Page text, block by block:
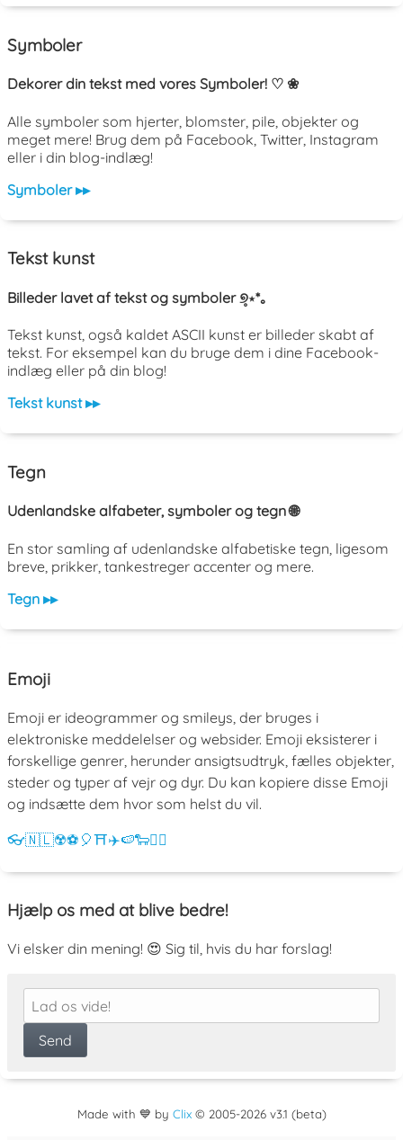
Symboler
Dekorer din tekst med vores Symboler! ♡ ❀
Alle symboler som hjerter, blomster, pile, objekter og
meget mere! Brug dem på Facebook, Twitter, Instagram
eller i din blog-indlæg!
Symboler ▸▸
Tekst kunst
Billeder lavet af tekst og symboler ୭̥⋆*｡
Tekst kunst, også kaldet ASCII kunst er billeder skabt af
tekst. For eksempel kan du bruge dem i dine Facebook-
indlæg eller på din blog!
Tekst kunst ▸▸
Tegn
Udenlandske alfabeter, symboler og tegn 🌐
En stor samling af udenlandske alfabetiske tegn, ligesom
breve, prikker, tankestreger accenter og mere.
Tegn ▸▸
Emoji
Emoji er ideogrammer og smileys, der bruges i
elektroniske meddelelser og websider. Emoji eksisterer i
forskellige genrer, herunder ansigtsudtryk, fælles objekter,
steder og typer af vejr og dyr. Du kan kopiere disse Emoji
og indsætte dem hvor som helst du vil.
👓🇳🇱☢️⚽ 🎈⛩️✈️🍉🐑💁‍♀️
Hjælp os med at blive bedre!
Vi elsker din mening! 😍 Sig til, hvis du har forslag!
Made with 💙 by Clix© 2005-2026 v3.1 (beta)